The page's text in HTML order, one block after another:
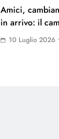
Amici,
in arrivo: il
10 Luglio 2026